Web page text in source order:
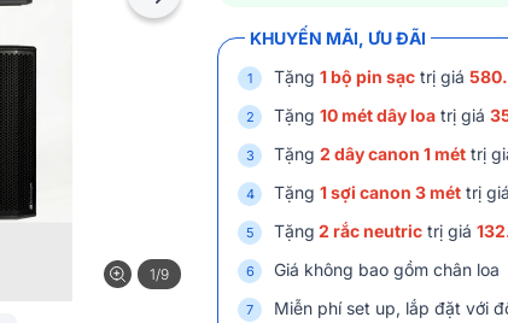
1/9
KHUYẾN MÃI, ƯU ĐÃI
Tặng 1 bộ pin sạc trị giá
Tặng 10 mét dây loa trị giá
Tặng 2 dây canon 1 mét trị
Tặng 1 sợi canon 3 mét trị giá
Tặng 2 rắc neutric trị giá
Giá không bao gồm chân loa
Miễn phí set up, lắp đặt với